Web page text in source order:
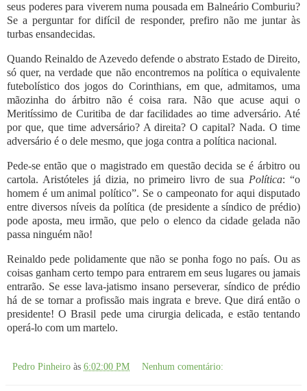
seus poderes para viverem numa pousada em Balneário Comburiu?
Se a perguntar for difícil de responder, prefiro não me juntar às
turbas ensandecidas.
Quando Reinaldo de Azevedo defende o abstrato Estado de Direito,
só quer, na verdade que não encontremos na política o equivalente
futebolístico dos jogos do Corinthians, em que, admitamos, uma
mãozinha do árbitro não é coisa rara. Não que acuse aqui o
Meritíssimo de Curitiba de dar facilidades ao time adversário. Até
por que, que time adversário? A direita? O capital? Nada. O time
adversário é o dele mesmo, que joga contra a política nacional.
Pede-se então que o magistrado em questão decida se é árbitro ou
cartola. Aristóteles já dizia, no primeiro livro de sua Política: “o
homem é um animal político”. Se o campeonato for aqui disputado
entre diversos níveis da política (de presidente a síndico de prédio)
pode aposta, meu irmão, que pelo o elenco da cidade gelada não
passa ninguém não!
Reinaldo pede polidamente que não se ponha fogo no país. Ou as
coisas ganham certo tempo para entrarem em seus lugares ou jamais
entrarão. Se esse lava-jatismo insano perseverar, síndico de prédio
há de se tornar a profissão mais ingrata e breve. Que dirá então o
presidente! O Brasil pede uma cirurgia delicada, e estão tentando
operá-lo com um martelo.
Pedro Pinheiro às 6:02:00 PM Nenhum comentário: